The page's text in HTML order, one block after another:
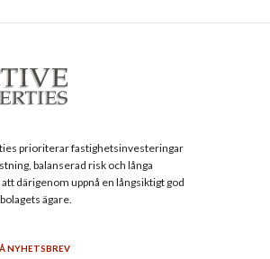
prioriterar fastighetsinvesteringar
balanserad risk och långa
därigenom uppnå en långsiktigt god
ägare.
NYHETSBREV